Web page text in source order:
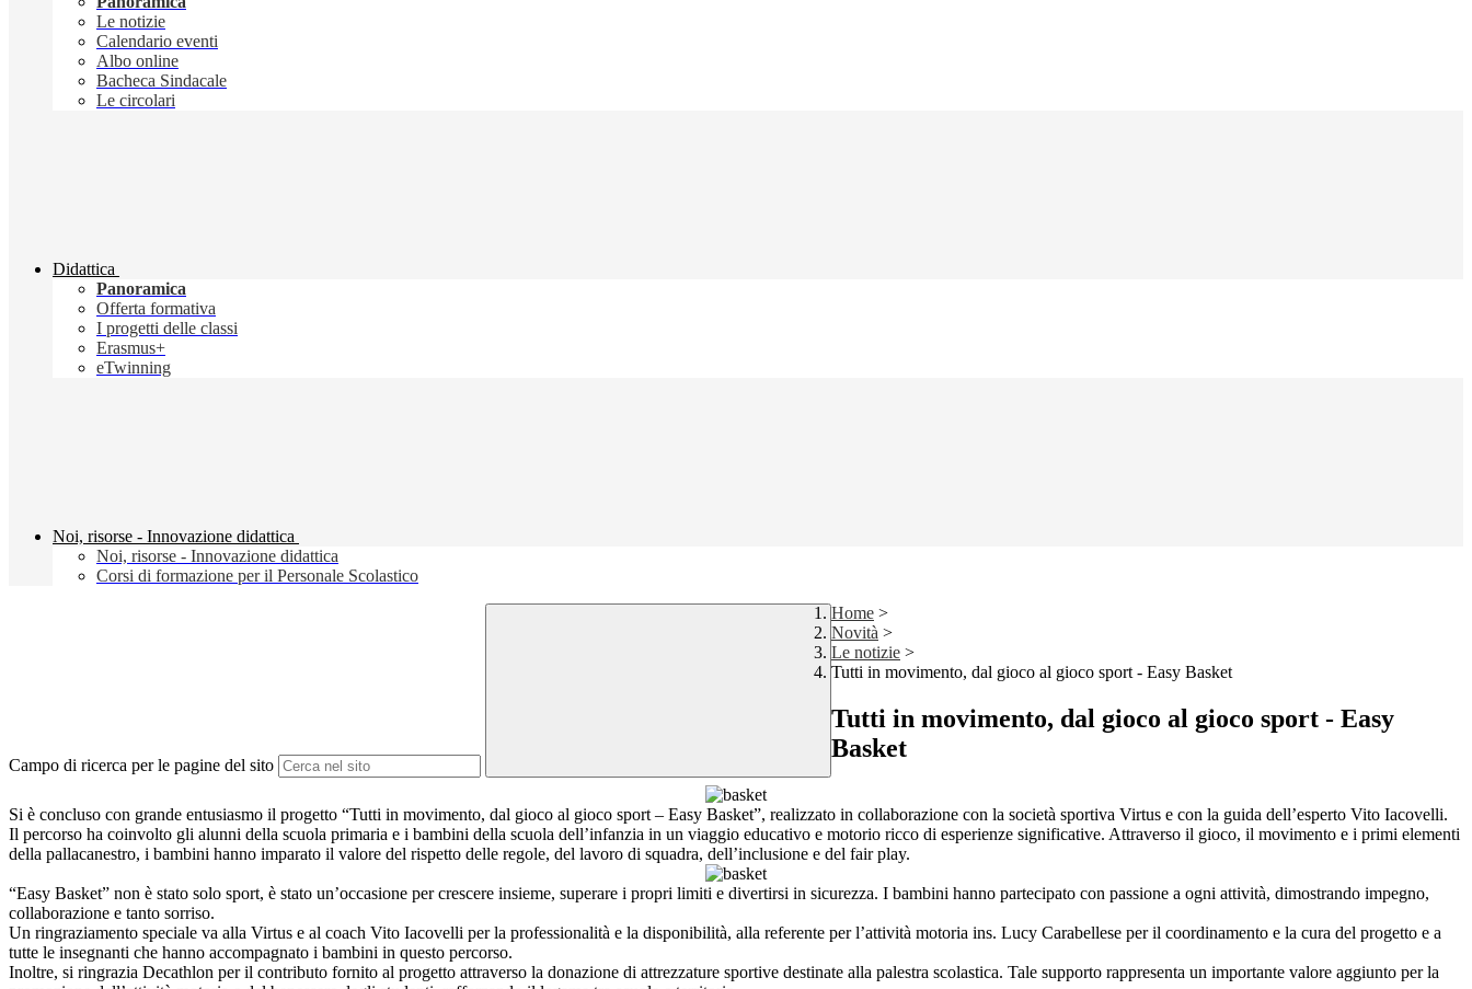
Le notizie
Calendario eventi
Albo online
Bacheca Sindacale
Le circolari
Didattica
Panoramica
Offerta formativa
I progetti delle classi
Erasmus+
eTwinning
Noi, risorse - Innovazione didattica
Noi, risorse - Innovazione didattica
Corsi di formazione per il Personale Scolastico
Campo di ricerca per le pagine del sito
Home >
Novità >
Le notizie >
Tutti in movimento, dal gioco al gioco sport - Easy Basket
Tutti in movimento, dal gioco al gioco sport - Easy
Basket
Si è concluso con grande entusiasmo il progetto “Tutti in movimento, dal gioco al gioco sport – Easy Basket”, realizzato in collaborazione con la società sportiva Virtus e con la guida dell’esperto Vito Iacovelli.
Il percorso ha coinvolto gli alunni della scuola primaria e i bambini della scuola dell’infanzia in un viaggio educativo e motorio ricco di esperienze significative. Attraverso il gioco, il movimento e i primi elementi
della pallacanestro, i bambini hanno imparato il valore del rispetto delle regole, del lavoro di squadra, dell’inclusione e del fair play.
“Easy Basket” non è stato solo sport, è stato un’occasione per crescere insieme, superare i propri limiti e divertirsi in sicurezza. I bambini hanno partecipato con passione a ogni attività, dimostrando impegno,
collaborazione e tanto sorriso.
Un ringraziamento speciale va alla Virtus e al coach Vito Iacovelli per la professionalità e la disponibilità, alla referente per l’attività motoria ins. Lucy Carabellese per il coordinamento e la cura del progetto e a
tutte le insegnanti che hanno accompagnato i bambini in questo percorso.
Inoltre, si ringrazia Decathlon per il contributo fornito al progetto attraverso la donazione di attrezzature sportive destinate alla palestra scolastica. Tale supporto rappresenta un importante valore aggiunto per la